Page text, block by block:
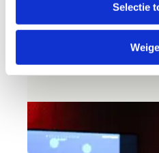
Selectie
Stap in de toekomst
intense, speelse en
ICAROS Lightning!